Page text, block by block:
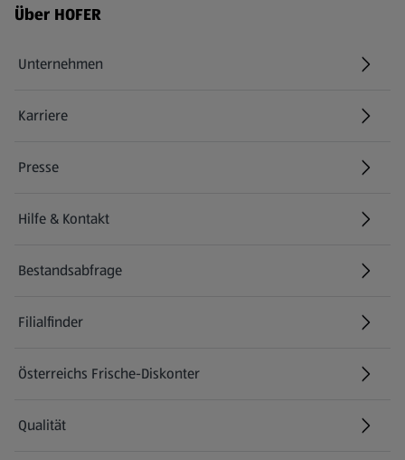
Fußzeilenmenü - weitere Links
Über HOFER
Unternehmen
Karriere
(öffnet in einem neuen Tab)
Presse
Hilfe & Kontakt
(öffnet in einem neuen Tab)
Bestandsabfrage
(öffnet in einem neuen Tab)
Filialfinder
Österreichs Frische-Diskonter
Qualität